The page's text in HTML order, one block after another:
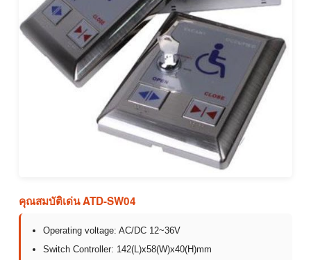
คุณสมบัติเด่น ATD-SW04
Operating voltage: AC/DC 12~36V
Switch Controller: 142(L)x58(W)x40(H)mm